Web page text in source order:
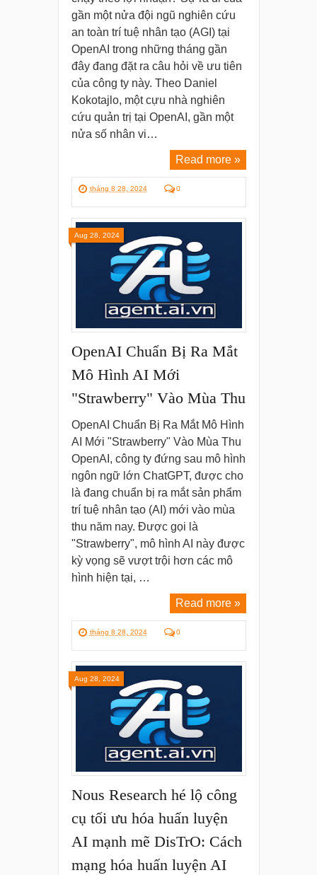
gần một nửa đội ngũ nghiên cứu
an toàn trí tuệ nhân tạo (AGI) tại
OpenAI trong những tháng gần
đây đang đặt ra câu hỏi về ưu tiên
của công ty này. Theo Daniel
Kokotajlo, một cựu nhà nghiên
cứu quản trị tại OpenAI, gần một
nửa số nhân vi…
Read more »
tháng 8 28, 2024 0
OpenAI Chuẩn Bị Ra Mắt
Mô Hình AI Mới
"Strawberry" Vào Mùa Thu
OpenAI Chuẩn Bị Ra Mắt Mô Hình
AI Mới "Strawberry" Vào Mùa Thu
OpenAI, công ty đứng sau mô hình
ngôn ngữ lớn ChatGPT, được cho
là đang chuẩn bị ra mắt sản phẩm
trí tuệ nhân tạo (AI) mới vào mùa
thu năm nay. Được gọi là
"Strawberry", mô hình AI này được
kỳ vọng sẽ vượt trội hơn các mô
hình hiện tại, …
Read more »
tháng 8 28, 2024 0
Aug 28, 2024
Nous Research hé lộ công
cụ tối ưu hóa huấn luyện
AI mạnh mẽ DisTrO: Cách
mạng hóa huấn luyện AI
Aug 28, 2024